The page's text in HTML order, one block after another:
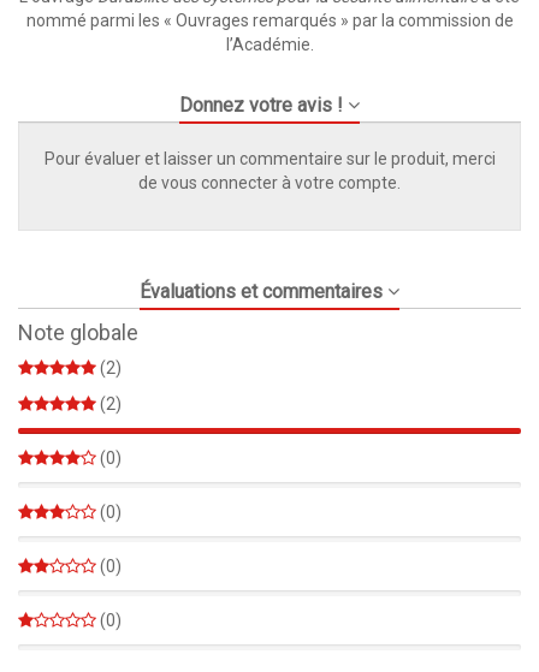
nommé parmi les « Ouvrages remarqués » par la commission de
l’Académie.
Donnez votre avis !
Pour évaluer et laisser un commentaire sur le produit, merci
de vous connecter à votre compte.
Évaluations et commentaires
Note globale
(2)
(2)
100%
(0)
(0)
(0)
(0)